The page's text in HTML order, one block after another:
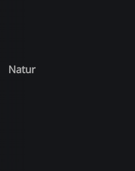
Natur